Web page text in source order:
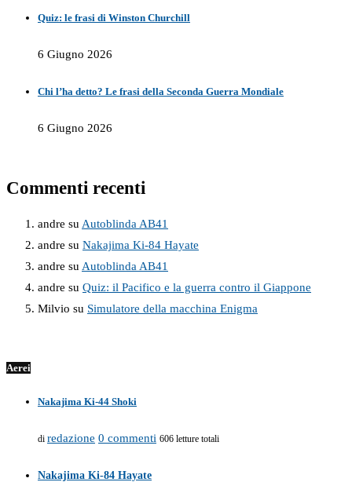
Quiz: le frasi di Winston Churchill
6 Giugno 2026
Chi l’ha detto? Le frasi della Seconda Guerra Mondiale
6 Giugno 2026
Commenti recenti
andre su Autoblinda AB41
andre su Nakajima Ki-84 Hayate
andre su Autoblinda AB41
andre su Quiz: il Pacifico e la guerra contro il Giappone
Milvio su Simulatore della macchina Enigma
Aerei
Nakajima Ki-44 Shoki
di redazione 0 commenti 606 letture totali
Nakajima Ki-84 Hayate